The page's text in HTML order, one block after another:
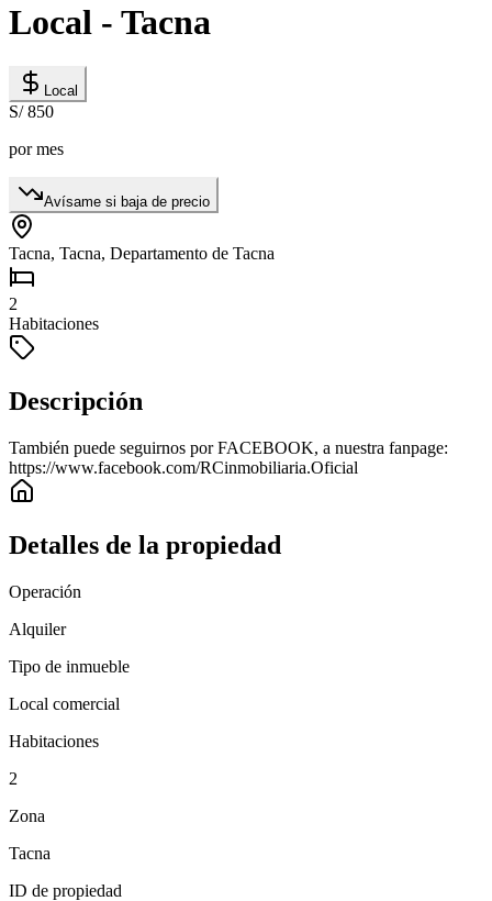
Local - Tacna
Local
S/ 850
por mes
Avísame si baja de precio
Tacna, Tacna, Departamento de Tacna
2
Habitaciones
Descripción
También puede seguirnos por FACEBOOK, a nuestra fanpage:
https://www.facebook.com/RCinmobiliaria.Oficial
Detalles de la propiedad
Operación
Alquiler
Tipo de inmueble
Local comercial
Habitaciones
2
Zona
Tacna
ID de propiedad